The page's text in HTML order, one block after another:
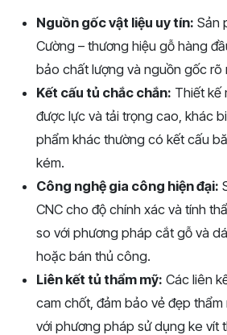
Nguồn gốc vật liệu uy tín: Sản
Cường – thương hiệu gỗ hàng
bảo chất lượng và nguồn gốc rõ
Kết cấu tủ chắc chắn: Thiết kế
được lực và tải trọng cao, khác
phẩm khác thường có kết cấu
kém.
Công nghệ gia công hiện đại:
CNC cho độ chính xác và tính
so với phương pháp cắt gỗ và
hoặc bán thủ công.
Liên kết tủ thẩm mỹ: Các liên
cam chốt, đảm bảo vẻ đẹp
với phương pháp sử dụng ke vít